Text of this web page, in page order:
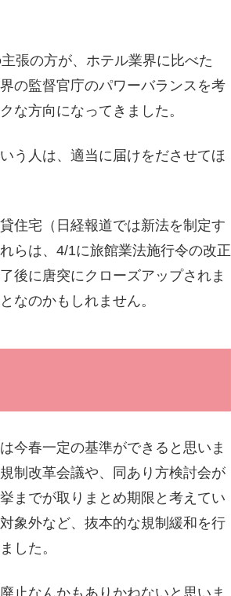
張の方が、ホテル業界に比べた
の監督官庁のパワーバランスを考
な方向になってきました。
う人は、適当に届けをださせてほ
住宅（日経報道では新法を制定す
らは、4/1に旅館業法施行令の改正
後に唐突にクローズアップされま
なのかもしれません。
今春一定の基準ができると思いま
制改革会議や、同あり方検討会が
までが取りまとめ期限と考えてい
象外など、抜本的な規制緩和を行
した。